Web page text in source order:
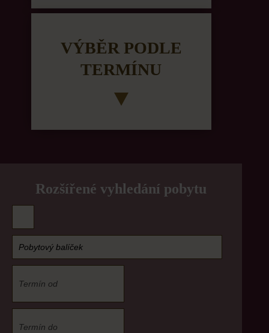
VÝBĚR PODLE
TERMÍNU
Rozšířené vyhledání pobytu